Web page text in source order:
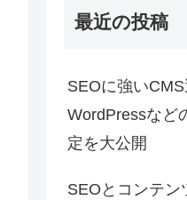
最近の投稿
SEOに強い
WordPressなど
定を大公開
SEOとコンテン